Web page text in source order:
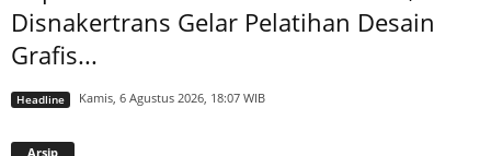
Disnakertrans Gelar Pelatihan Desain
Grafis...
Headline Kamis, 6 Agustus 2026, 18:07 WIB
Arsip